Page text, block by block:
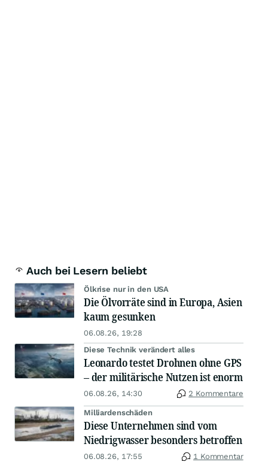
Auch bei Lesern beliebt
Ölkrise nur in den USA
Die Ölvorräte sind in Europa, Asien
kaum gesunken
06.08.26, 19:28
Diese Technik verändert alles
Leonardo testet Drohnen ohne GPS
– der militärische Nutzen ist enorm
06.08.26, 14:30 2 Kommentare
Milliardenschäden
Diese Unternehmen sind vom
Niedrigwasser besonders betroffen
06.08.26, 17:55 1 Kommentar